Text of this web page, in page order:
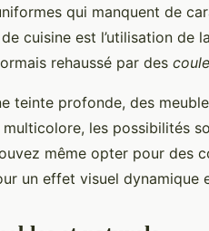
qui manquent de
cuisine est l’utilisation de
rehaussé par des
teinte profonde, des
les possibilités
même opter pour des
un effet visuel dynamique